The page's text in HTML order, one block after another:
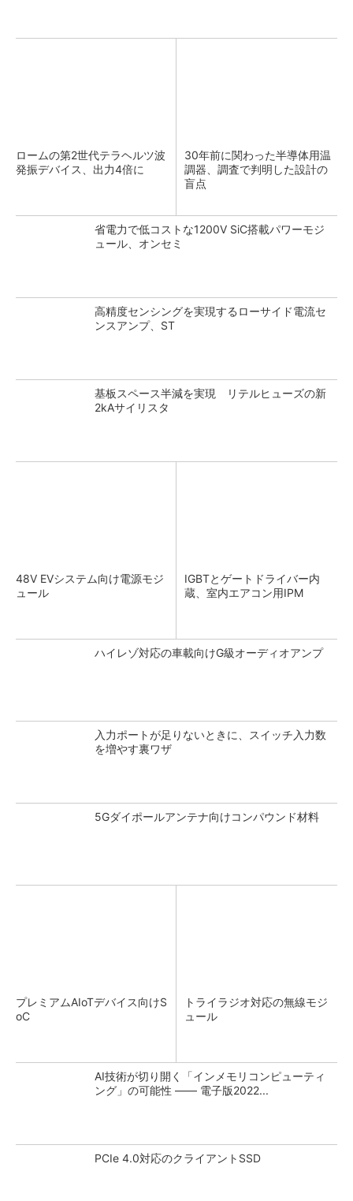
ロームの第2世代テラヘルツ波
発振デバイス、出力4倍に
30年前に関わった半導体用温
調器、調査で判明した設計の
盲点
省電力で低コストな1200V SiC搭載パワーモジ
ュール、オンセミ
高精度センシングを実現するローサイド電流セ
ンスアンプ、ST
基板スペース半減を実現 リテルヒューズの新
2kAサイリスタ
48V EVシステム向け電源モジ
ュール
IGBTとゲートドライバー内
蔵、室内エアコン用IPM
ハイレゾ対応の車載向けG級オーディオアンプ
入力ポートが足りないときに、スイッチ入力数
を増やす裏ワザ
5Gダイポールアンテナ向けコンパウンド材料
プレミアムAIoTデバイス向けS
oC
トライラジオ対応の無線モジ
ュール
AI技術が切り開く「インメモリコンピューティ
ング」の可能性 ―― 電子版2022...
PCIe 4.0対応のクライアントSSD